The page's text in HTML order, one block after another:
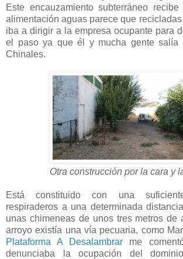
Este encauzamiento subterráneo
alimentación aguas parece que
iba a dirigir a la empresa ocupante para
el paso ya que él y mucha gente salía
Chinales.
Otra construcción por la cara y
Está constituido con una
respiraderos a una determinada
unas chimeneas de unos tres metros de
arroyo existía una vía pecuaria, como
Plataforma A Desalambrar me
denunciaba la ocupación del